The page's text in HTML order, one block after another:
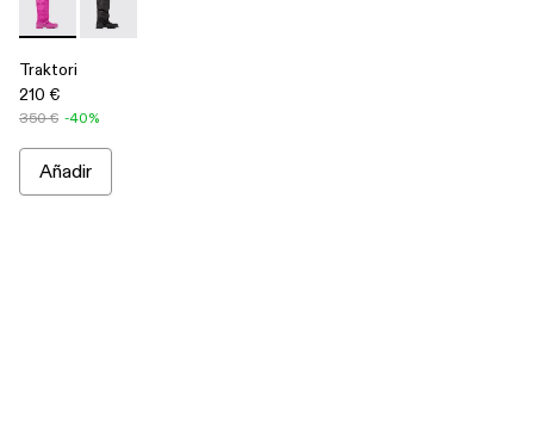
Traktori - A700008-003 - Botas altas violetas acolchadas
Traktori - A700008-001 - Botas altas negras
Traktori
210 €
350 € -40%
Añadir